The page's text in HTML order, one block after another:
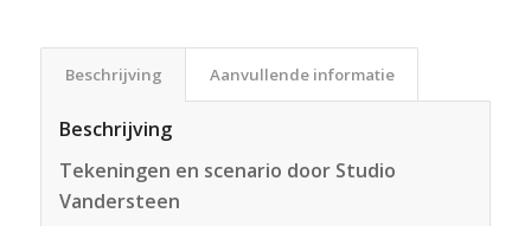
Beschrijving Aanvullende informatie
Beschrijving
Tekeningen en scenario door Studio
Vandersteen